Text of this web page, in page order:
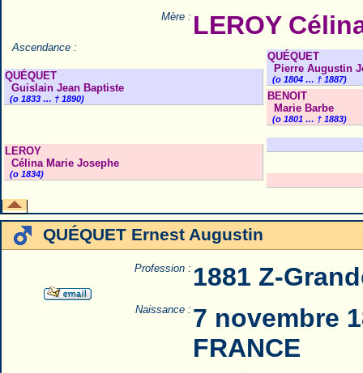
Mère : LEROY
QUÉQUET
Guislain Jean Baptiste
(o 1833 … † 1890)
QUÉQUET
Pierre Augustin
(o 1804 … † 1887)
BENOIT
Marie Barbe
(o 1801 … † 1883)
LEROY
Célina Marie Josephe
(o 1834)
Ascendance :
QUÉQUET Ernest Augustin
Profession : 1881 Z-
Naissance : 7 novembre
FRANCE